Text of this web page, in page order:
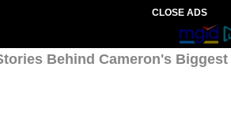
CLOSE ADS